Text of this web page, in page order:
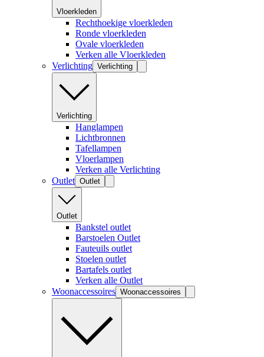
Vloerkleden
Rechthoekige vloerkleden
Ronde vloerkleden
Ovale vloerkleden
Verken alle Vloerkleden
Verlichting Verlichting
Verlichting
Hanglampen
Lichtbronnen
Tafellampen
Vloerlampen
Verken alle Verlichting
Outlet Outlet
Outlet
Bankstel outlet
Barstoelen Outlet
Fauteuils outlet
Stoelen outlet
Bartafels outlet
Verken alle Outlet
Woonaccessoires Woonaccessoires